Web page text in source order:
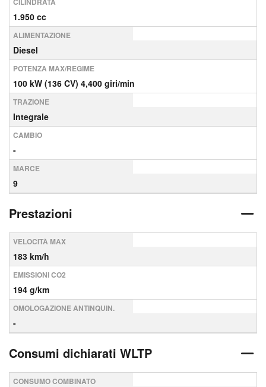
1.950 cc
ALIMENTAZIONE
Diesel
POTENZA MAX/REGIME
100 kW (136 CV) 4,400 giri/min
TRAZIONE
Integrale
CAMBIO
-
MARCE
9
Prestazioni
VELOCITÀ MAX
183 km/h
EMISSIONI CO2
194 g/km
OMOLOGAZIONE ANTINQUIN.
-
Consumi dichiarati WLTP
CONSUMO COMBINATO